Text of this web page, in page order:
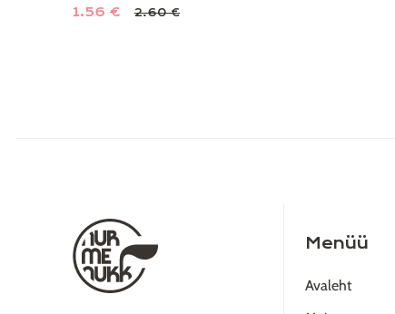
1.56 € 2.60 €
Menüü
Avaleht